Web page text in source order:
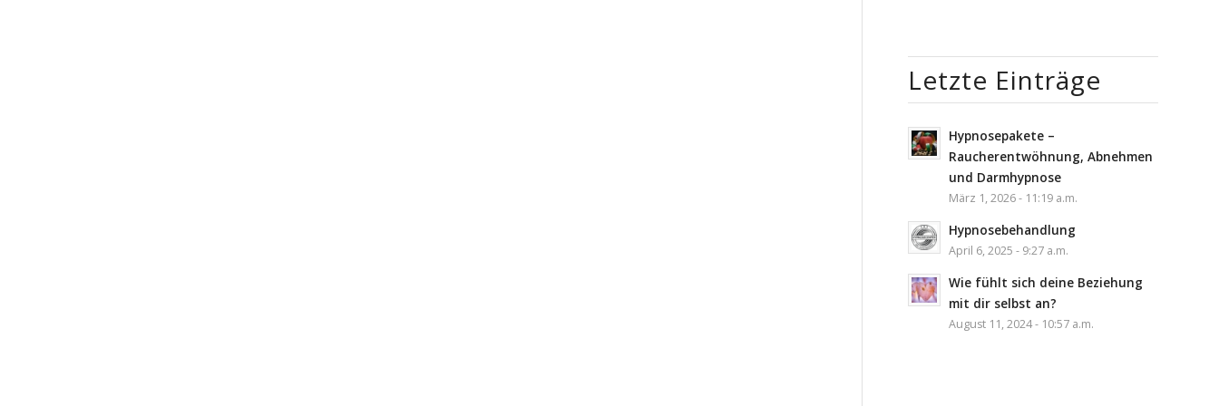
Letzte Einträge
Hypnosepakete –
Raucherentwöhnung, Abnehmen
und Darmhypnose
März 1, 2026 - 11:19 a.m.
Hypnosebehandlung
April 6, 2025 - 9:27 a.m.
Wie fühlt sich deine Beziehung
mit dir selbst an?
August 11, 2024 - 10:57 a.m.